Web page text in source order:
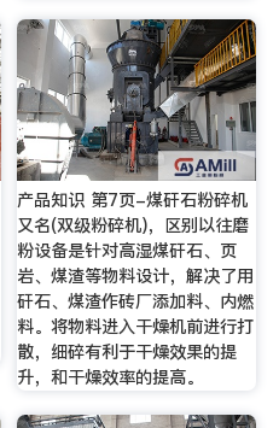
产品知识 第7页-煤矸石粉碎机
又名(双级粉碎机)，区别以往磨
粉设备是针对高湿煤矸石、页
岩、煤渣等物料设计，解决了用
矸石、煤渣作砖厂添加料、内燃
料。将物料进入干燥机前进行打
散，细碎有利于干燥效果的提
升，和干燥效率的提高。